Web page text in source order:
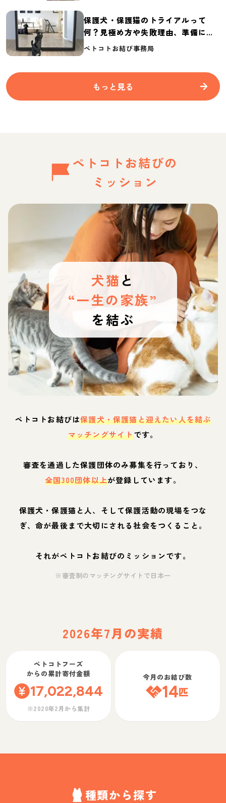
保護犬・保護猫のトライアルって
何？見極め方や失敗理由、準備に必
要なものを紹介
ペトコトお結び事務局
もっと見る
ペトコトお結びの
ミッション
犬猫 と
“一生の家族”
を結ぶ
ペトコトお結びは保護犬・保護猫と迎えたい人を結ぶ
マッチングサイトです。
審査を通過した保護団体のみ募集を行っており、
全国300団体以上が登録しています。
保護犬・保護猫と人、そして保護活動の現場をつな
ぎ、命が最後まで大切にされる社会をつくること。
それがペトコトお結びのミッションです。
※審査制のマッチングサイトで日本一
2026年7月の実績
ペトコトフーズ
からの累計寄付金額
17,022,844
※2020年2月から集計
今月のお結び数
14匹
種類から探す